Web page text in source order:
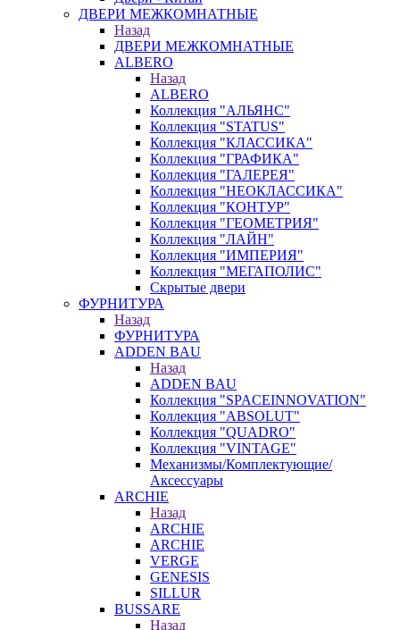
ДВЕРИ МЕЖКОМНАТНЫЕ
Назад
ДВЕРИ МЕЖКОМНАТНЫЕ
ALBERO
Назад
ALBERO
Коллекция "АЛЬЯНС"
Коллекция "STATUS"
Коллекция "КЛАССИКА"
Коллекция "ГРАФИКА"
Коллекция "ГАЛЕРЕЯ"
Коллекция "НЕОКЛАССИКА"
Коллекция "КОНТУР"
Коллекция "ГЕОМЕТРИЯ"
Коллекция "ЛАЙН"
Коллекция "ИМПЕРИЯ"
Коллекция "МЕГАПОЛИС"
Скрытые двери
ФУРНИТУРА
Назад
ФУРНИТУРА
ADDEN BAU
Назад
ADDEN BAU
Коллекция "SPACEINNOVATION"
Коллекция "ABSOLUT"
Коллекция "QUADRO"
Коллекция "VINTAGE"
Механизмы/Комплектующие/
Аксессуары
ARCHIE
Назад
ARCHIE
ARCHIE
VERGE
GENESIS
SILLUR
BUSSARE
Назад